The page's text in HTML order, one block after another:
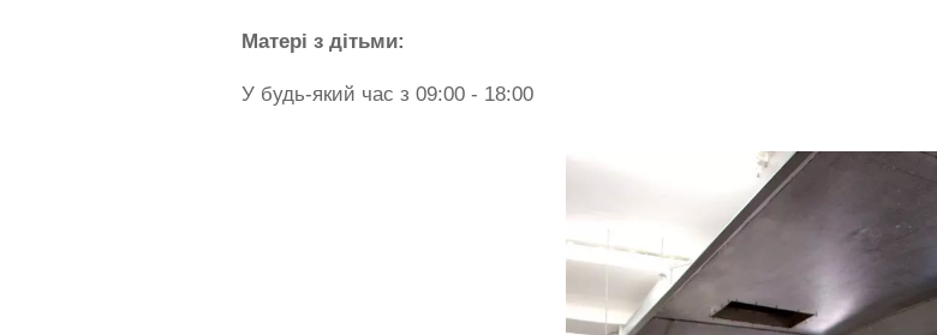
Матері з дітьми:
У будь-який час з 09:00 - 18:00